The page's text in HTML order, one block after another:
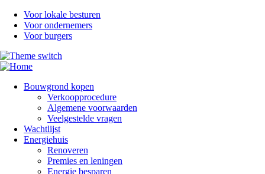
Overslaan
naar
inhoud
gaan
Voor lokale besturen
Voor ondernemers
Voor burgers
Bouwgrond kopen
Verkoopprocedure
Algemene voorwaarden
Veelgestelde vragen
Wachtlijst
Energiehuis
Renoveren
Premies en leningen
Energie besparen